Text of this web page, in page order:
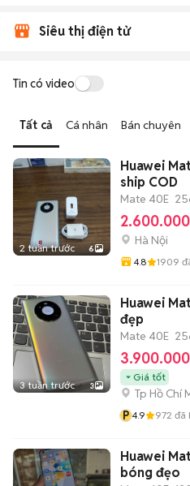
Siêu thị điện tử
Tin có video
Tất cả Cá nhân Bán chuyên
2 tuần trước 6
Huawei
ship COD
Mate 40E
Hà Nội
4.8 1909
3 tuần trước 3
Huawei
đẹp
Mate 40E
Giá tốt
Tp Hồ Chí
P 4.9 972 đã
Huawei
bóng đẹo